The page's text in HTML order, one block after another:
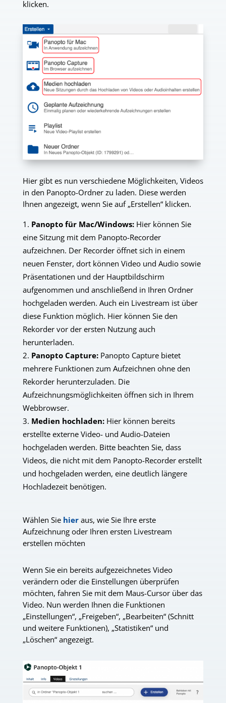
klicken.
Hier gibt es nun verschiedene Möglichkeiten, Videos
in den Panopto-Ordner zu laden. Diese werden
Ihnen angezeigt, wenn Sie auf „Erstellen“ klicken.
Panopto für Mac/Windows:Hier können Sie
eine Sitzung mit dem Panopto-Recorder
aufzeichnen. Der Recorder öffnet sich in einem
neuen Fenster, dort können Video und Audio sowie
Präsentationen und der Hauptbildschirm
aufgenommen und anschließend in Ihren Ordner
hochgeladen werden. Auch ein Livestream ist über
dieseFunktion möglich. Hier können Sie den
Rekorder vor der ersten Nutzung auch
herunterladen.
Panopto Capture: Panopto Capture bietet
mehrere Funktionen zum Aufzeichnen ohne den
Rekorder herunterzuladen. Die
Aufzeichnungsmöglichkeiten öffnen sich in Ihrem
Webbrowser.
Medien hochladen: Hier können bereits
erstellte externe Video- und Audio-Dateien
hochgeladen werden. Bitte beachten Sie, dass
Videos, die nicht mit dem Panopto-Recorder erstellt
und hochgeladen werden, eine deutlich längere
Hochladezeit benötigen.
Wählen Sie hieraus, wie Sie Ihre erste
Aufzeichnung oder Ihren ersten Livestream
erstellen möchten
Wenn Sie ein bereits aufgezeichnetes Video
verändern oder die Einstellungen überprüfen
möchten, fahren Sie mit dem Maus-Cursor über das
Video. Nun werden Ihnen die Funktionen
„Einstellungen“, „Freigeben“, „Bearbeiten“ (Schnitt
und weitere Funktionen), „Statistiken“ und
„Löschen“ angezeigt.